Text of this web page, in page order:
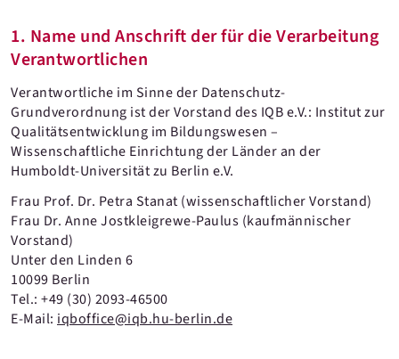
1. Name und Anschrift der für die Verarbeitung
Verantwortlichen
Verantwortliche im Sinne der Datenschutz-
Grundverordnung ist der Vorstand des IQB e.V.: Institut zur
Qualitätsentwicklung im Bildungswesen –
Wissenschaftliche Einrichtung der Länder an der
Humboldt-Universität zu Berlin e.V.
Frau Prof. Dr. Petra Stanat (wissenschaftlicher Vorstand)
Frau Dr. Anne Jostkleigrewe-Paulus (kaufmännischer
Vorstand)
Unter den Linden 6
10099 Berlin
Tel.: +49 (30) 2093-46500
E-Mail: iqboffice@iqb.hu-berlin.de